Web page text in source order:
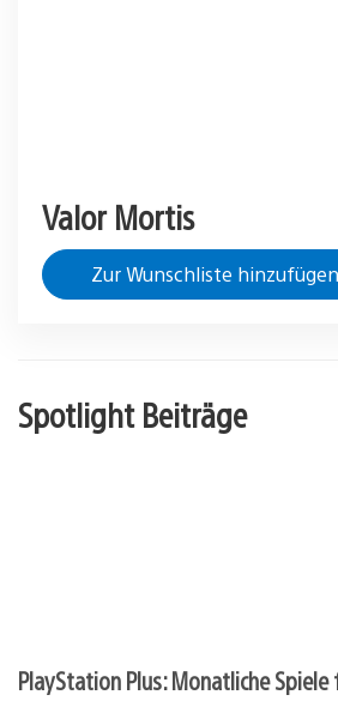
Valor Mortis
Zur Wunschliste hinzufügen
Spotlight Beiträge
PlayStation Plus: Monatliche